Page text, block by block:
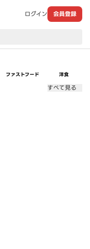
ログイン 会員登録
ファストフード 洋食
すべて見る